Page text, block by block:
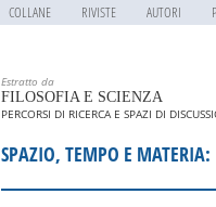
COLLANE RIVISTE AUTORI
Estratto da
FILOSOFIA E SCIENZA
PERCORSI DI RICERCA E SPAZI DI
SPAZIO, TEMPO E